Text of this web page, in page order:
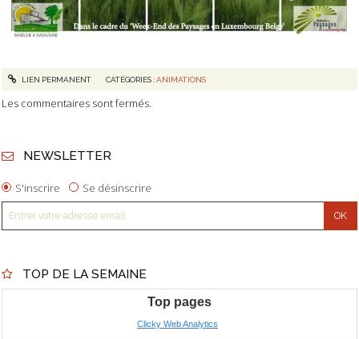
LIEN PERMANENT CATÉGORIES :ANIMATIONS
Les commentaires sont fermés.
NEWSLETTER
S'inscrire Se désinscrire
TOP DE LA SEMAINE